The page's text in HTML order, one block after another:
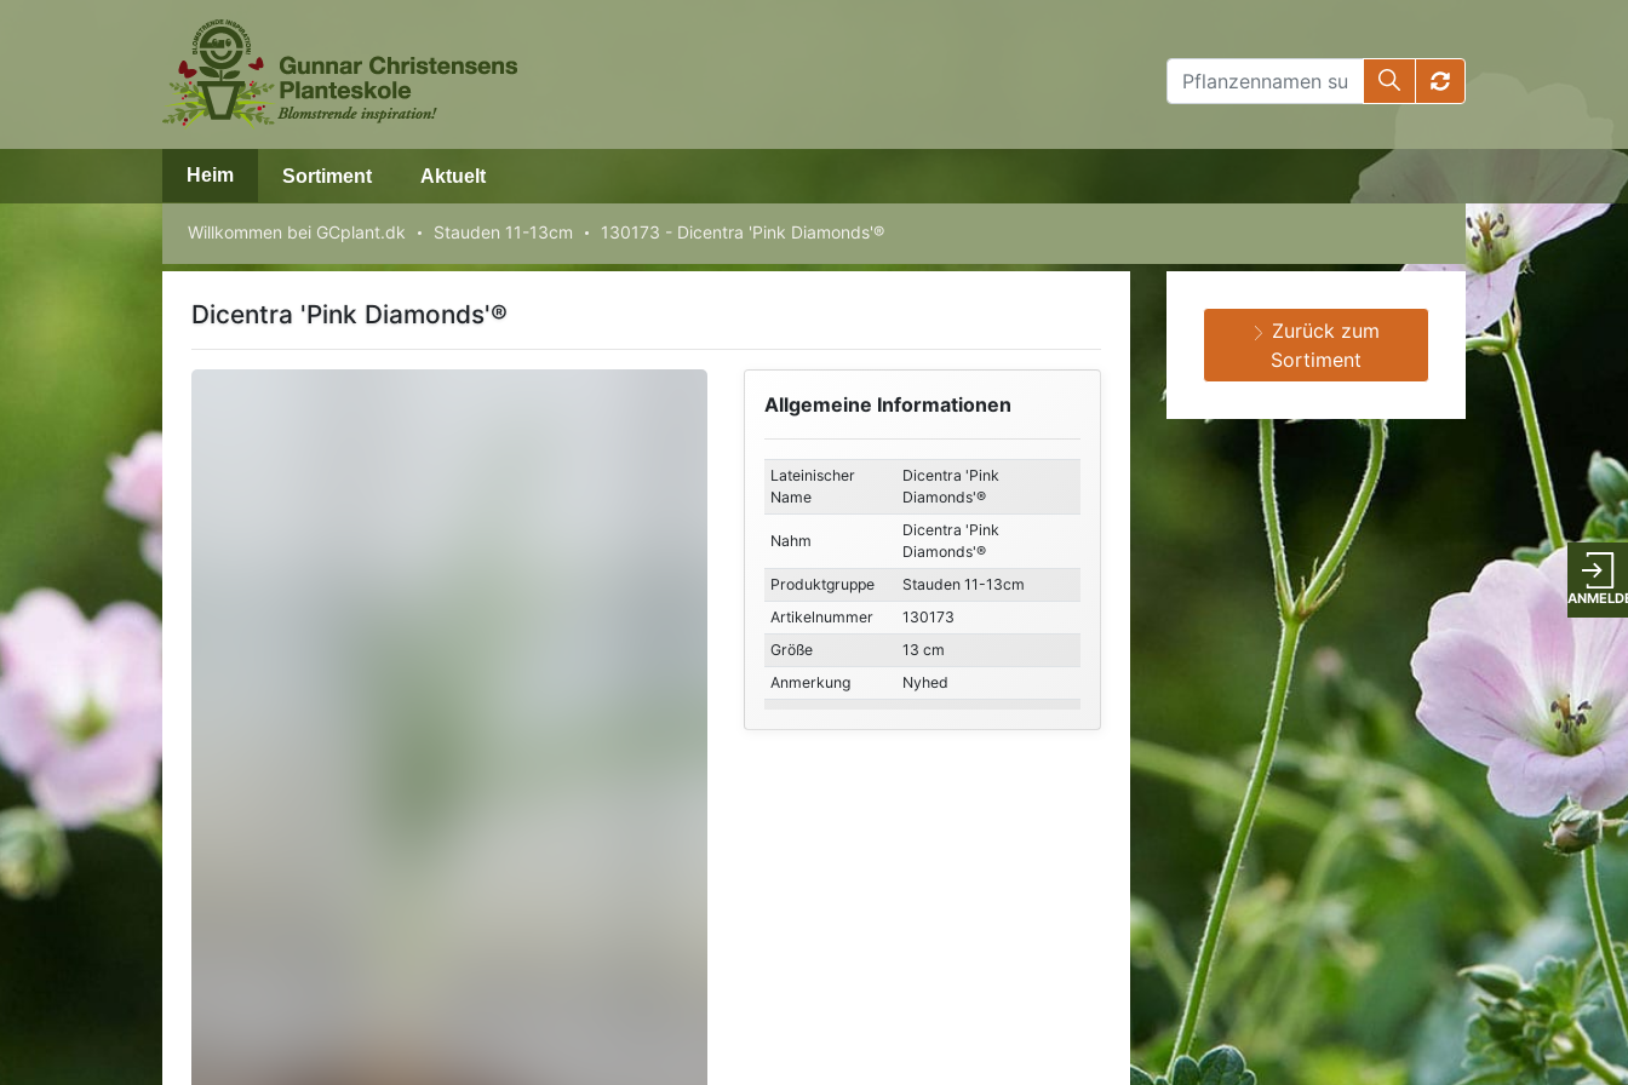
Heim Sortiment Aktuelt
Willkommen bei GCplant.dk Stauden 11-13cm 130173 - Dicentra 'Pink Diamonds'®
Dicentra 'Pink Diamonds'®
Allgemeine Informationen
Lateinischer
Name
Dicentra 'Pink
Diamonds'®
Nahm
Dicentra 'Pink
Diamonds'®
Produktgruppe
Stauden 11-13cm
Artikelnummer
130173
Größe
13 cm
Anmerkung
Nyhed
Zurück zum
Sortiment